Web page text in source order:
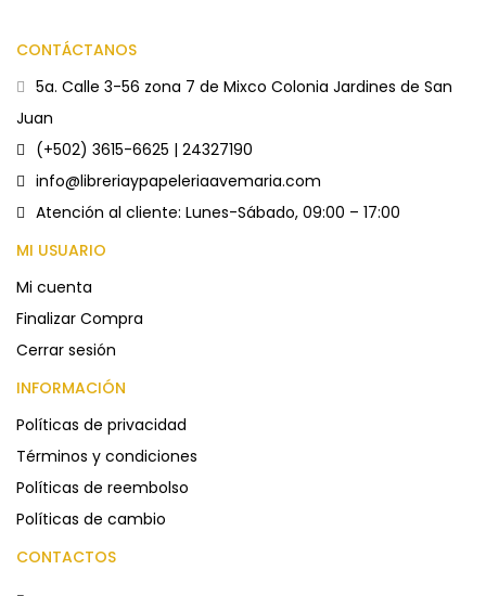
CONTÁCTANOS
5a. Calle 3-56 zona 7 de Mixco Colonia Jardines de San
Juan
(+502) 3615-6625 | 24327190
info@libreriaypapeleriaavemaria.com
Atención al cliente: Lunes-Sábado, 09:00 – 17:00
MI USUARIO
Mi cuenta
Finalizar Compra
Cerrar sesión
INFORMACIÓN
Políticas de privacidad
Términos y condiciones
Políticas de reembolso
Políticas de cambio
CONTACTOS